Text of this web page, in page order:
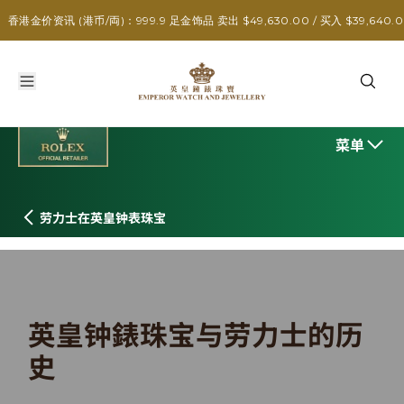
价资讯 (港币/両)：999.9 足金饰品 卖出 $49,630.00 / 买入 $39,640.00
菜单
劳力士在英皇钟表珠宝
英皇钟錶珠宝与劳力士的历
史